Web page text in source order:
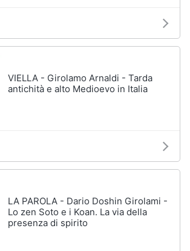
VIELLA - Girolamo Arnaldi - Tarda
antichità e alto Medioevo in Italia
LA PAROLA - Dario Doshin Girolami -
Lo zen Soto e i Koan. La via della
presenza di spirito